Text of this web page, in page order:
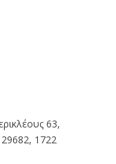
63,
1722